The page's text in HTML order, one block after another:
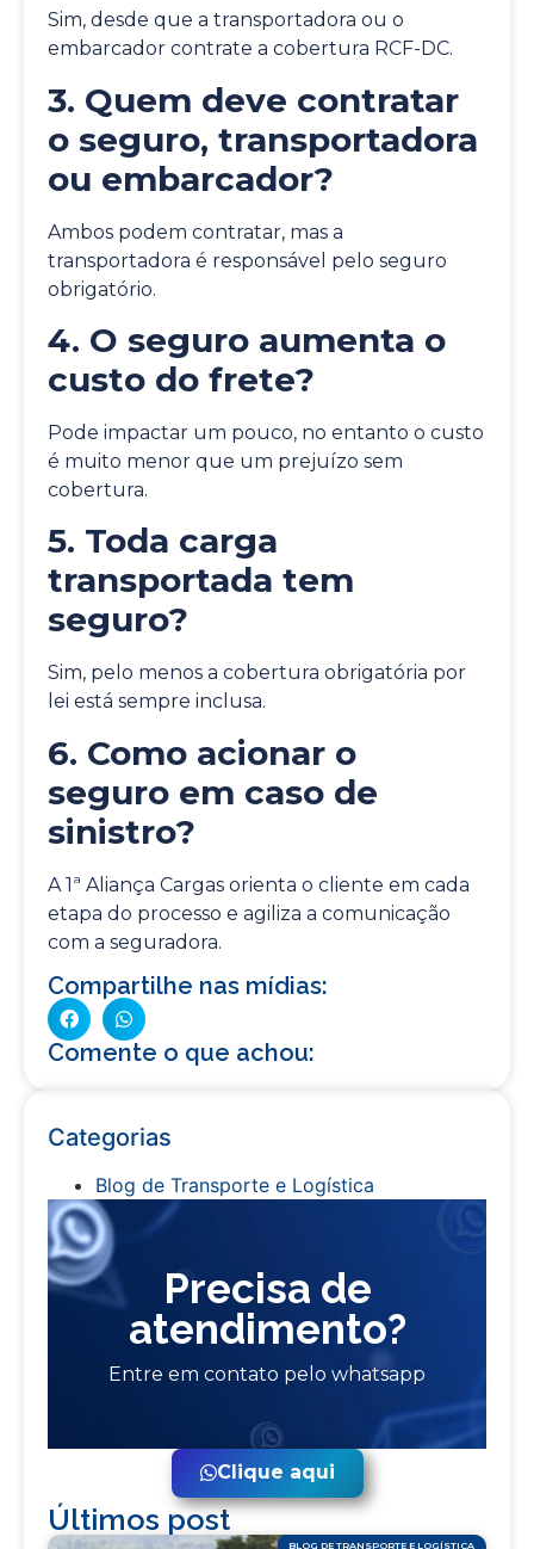
Sim, desde que a transportadora ou o
embarcador contrate a cobertura RCF-DC.
3. Quem deve contratar
o seguro, transportadora
ou embarcador?
Ambos podem contratar, mas a
transportadora é responsável pelo seguro
obrigatório.
4. O seguro aumenta o
custo do frete?
Pode impactar um pouco, no entanto o custo
é muito menor que um prejuízo sem
cobertura.
5. Toda carga
transportada tem
seguro?
Sim, pelo menos a cobertura obrigatória por
lei está sempre inclusa.
6. Como acionar o
seguro em caso de
sinistro?
A 1ª Aliança Cargas orienta o cliente em cada
etapa do processo e agiliza a comunicação
com a seguradora.
Compartilhe nas mídias:
Comente o que achou:
Categorias
Blog de Transporte e Logística
Precisa de
atendimento?
Entre em contato pelo whatsapp
Clique aqui
Últimos post
BLOG DE TRANSPORTE E LOGÍSTICA